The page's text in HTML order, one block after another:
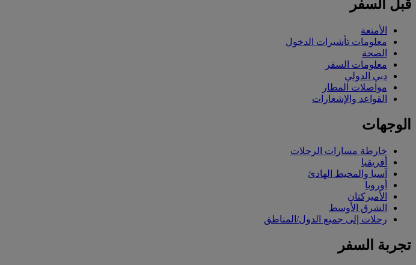
قبل السفر
الأمتعة
معلومات تأشيرات الدخول
الصحة
معلومات السفر
دبي الدولي
مواصلات المطار
القواعد والإشعارات
الوجهات
خارطة مسارات الرحلات
أفريقيا
آسيا والمحيط الهادئ
أوروبا
الأميركتان
الشرق الأوسط
رحلات إلى جميع الدول/المناطق
تجربة السفر